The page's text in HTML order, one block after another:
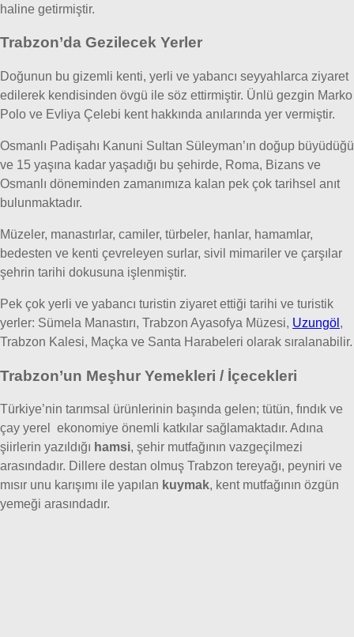
haline getirmiştir.
Trabzon’da Gezilecek Yerler
Doğunun bu gizemli kenti, yerli ve yabancı seyyahlarca ziyaret
edilerek kendisinden övgü ile söz ettirmiştir. Ünlü gezgin Marko
Polo ve Evliya Çelebi kent hakkında anılarında yer vermiştir.
Osmanlı Padişahı Kanuni Sultan Süleyman’ın doğup büyüdüğü
ve 15 yaşına kadar yaşadığı bu şehirde, Roma, Bizans ve
Osmanlı döneminden zamanımıza kalan pek çok tarihsel anıt
bulunmaktadır.
Müzeler, manastırlar, camiler, türbeler, hanlar, hamamlar,
bedesten ve kenti çevreleyen surlar, sivil mimariler ve çarşılar
şehrin tarihi dokusuna işlenmiştir.
Pek çok yerli ve yabancı turistin ziyaret ettiği tarihi ve turistik
yerler: Sümela Manastırı, Trabzon Ayasofya Müzesi, Uzungöl ,
Trabzon Kalesi, Maçka ve Santa Harabeleri olarak sıralanabilir.
Trabzon’un Meşhur Yemekleri / İçecekleri
Türkiye’nin tarımsal ürünlerinin başında gelen; tütün, fındık ve
çay yerel ekonomiye önemli katkılar sağlamaktadır. Adına
şiirlerin yazıldığı hamsi, şehir mutfağının vazgeçilmezi
arasındadır. Dillere destan olmuş Trabzon tereyağı, peyniri ve
mısır unu karışımı ile yapılan kuymak, kent mutfağının özgün
yemeği arasındadır.